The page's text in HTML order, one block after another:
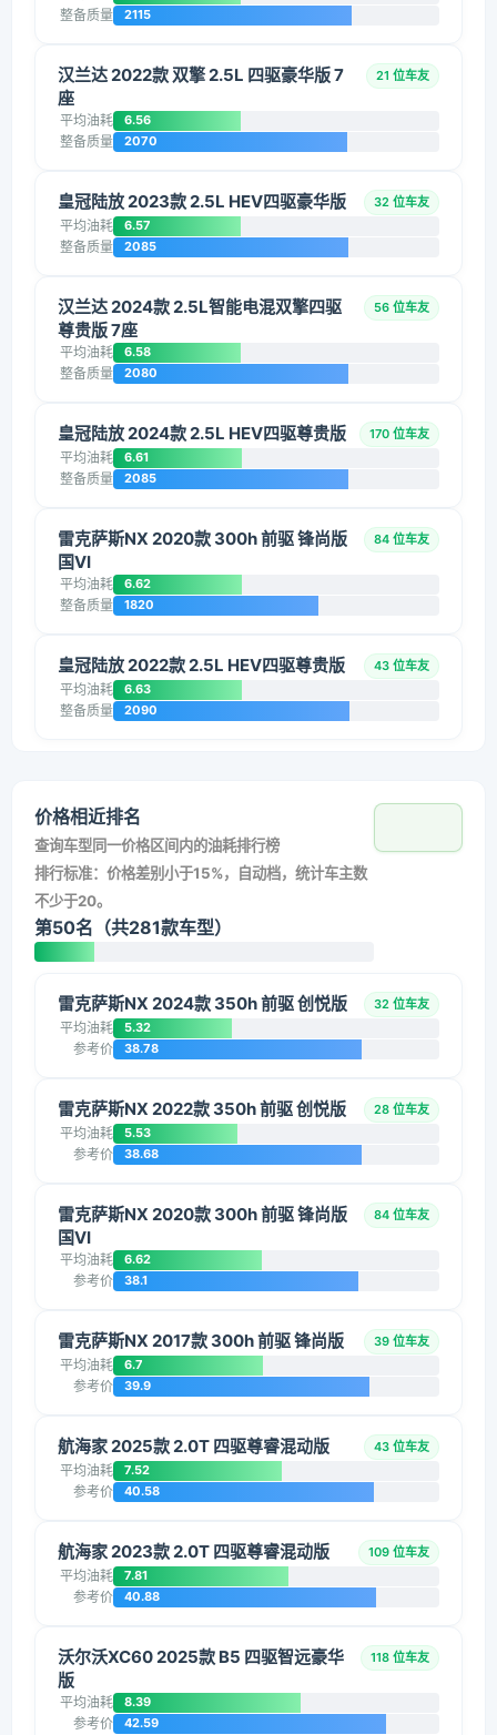
整备质量 2115
汉兰达 2022款 双擎 2.5L 四驱豪华版 7
座
21 位车友
平均油耗 6.56
整备质量 2070
皇冠陆放 2023款 2.5L HEV四驱豪华版 32 位车友
平均油耗 6.57
整备质量 2085
汉兰达 2024款 2.5L智能电混双擎四驱
尊贵版 7座
56 位车友
平均油耗 6.58
整备质量 2080
皇冠陆放 2024款 2.5L HEV四驱尊贵版 170 位车友
平均油耗 6.61
整备质量 2085
雷克萨斯NX 2020款 300h 前驱 锋尚版
国VI
84 位车友
平均油耗 6.62
整备质量 1820
皇冠陆放 2022款 2.5L HEV四驱尊贵版 43 位车友
平均油耗 6.63
整备质量 2090
价格相近排名
查询车型同一价格区间内的油耗排行榜
排行标准：价格差别小于15%，自动档，统计车主数
不少于20。
第50名（共281款车型）
雷克萨斯NX 2024款 350h 前驱 创悦版 32 位车友
平均油耗 5.32
参考价 38.78
雷克萨斯NX 2022款 350h 前驱 创悦版 28 位车友
平均油耗 5.53
参考价 38.68
雷克萨斯NX 2020款 300h 前驱 锋尚版
国VI
84 位车友
平均油耗 6.62
参考价 38.1
雷克萨斯NX 2017款 300h 前驱 锋尚版 39 位车友
平均油耗 6.7
参考价 39.9
航海家 2025款 2.0T 四驱尊睿混动版 43 位车友
平均油耗 7.52
参考价 40.58
航海家 2023款 2.0T 四驱尊睿混动版 109 位车友
平均油耗 7.81
参考价 40.88
沃尔沃XC60 2025款 B5 四驱智远豪华
版
118 位车友
平均油耗 8.39
参考价 42.59